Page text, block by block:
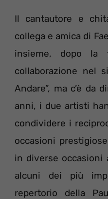
Il cantautore e
collega e amica di
insieme, dopo la
collaborazione nel
Andare”, ma c’è da
anni, i due artisti
condividere i
occasioni
in diverse occasioni
alcuni dei più
repertorio della